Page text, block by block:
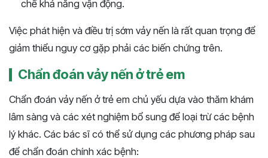
chế khả năng vận động.
Việc phát hiện và điều trị sớm vảy nến là rất quan trọng để
giảm thiểu nguy cơ gặp phải các biến chứng trên.
Chẩn đoán vảy nến ở trẻ em
Chẩn đoán vảy nến ở trẻ em chủ yếu dựa vào thăm khám
lâm sàng và các xét nghiệm bổ sung để loại trừ các bệnh
lý khác. Các bác sĩ có thể sử dụng các phương pháp sau
để chẩn đoán chính xác bệnh: